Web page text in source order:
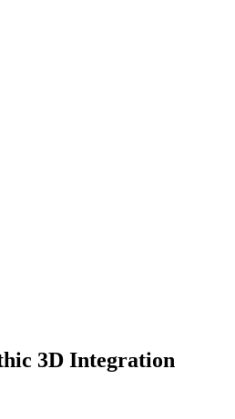
3D Integration